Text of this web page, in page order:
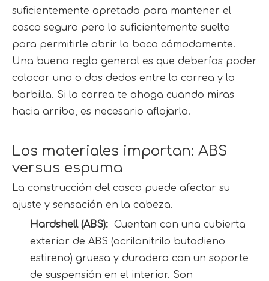
suficientemente apretada para mantener el
casco seguro pero lo suficientemente suelta
para permitirle abrir la boca cómodamente.
Una buena regla general es que deberías poder
colocar uno o dos dedos entre la correa y la
barbilla. Si la correa te ahoga cuando miras
hacia arriba, es necesario aflojarla.
Los materiales importan: ABS
versus espuma
La construcción del casco puede afectar su
ajuste y sensación en la cabeza.
Hardshell (ABS): Cuentan con una cubierta
exterior de ABS (acrilonitrilo butadieno
estireno) gruesa y duradera con un soporte
de suspensión en el interior. Son